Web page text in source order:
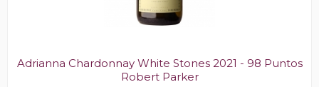
Adrianna Chardonnay White Stones 2021 - 98 Puntos
Robert Parker